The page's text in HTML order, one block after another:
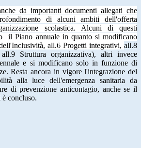
da importanti documenti allegati che
di alcuni ambiti dell'offerta
scolastica. Alcuni di questi
il Piano annuale in quanto si modificano
all.6 Progetti integrativi, all.8
Struttura organizzativa), altri invece
e si modificano solo in funzione di
Resta ancora in vigore l'integrazione del
alla luce dell'emergenza sanitaria da
di prevenzione anticontagio, anche se il
è concluso.